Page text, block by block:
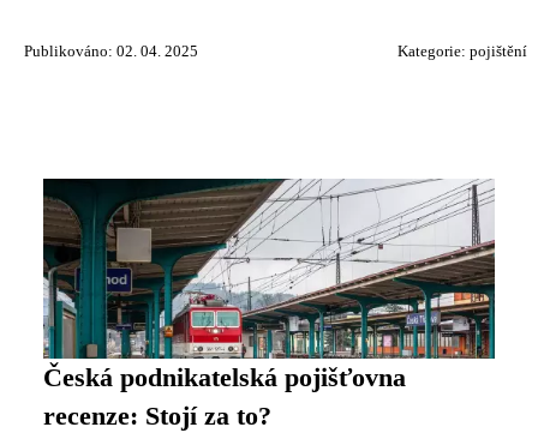
Publikováno: 02. 04. 2025 Kategorie: pojištění
Česká podnikatelská pojišťovna
recenze: Stojí za to?